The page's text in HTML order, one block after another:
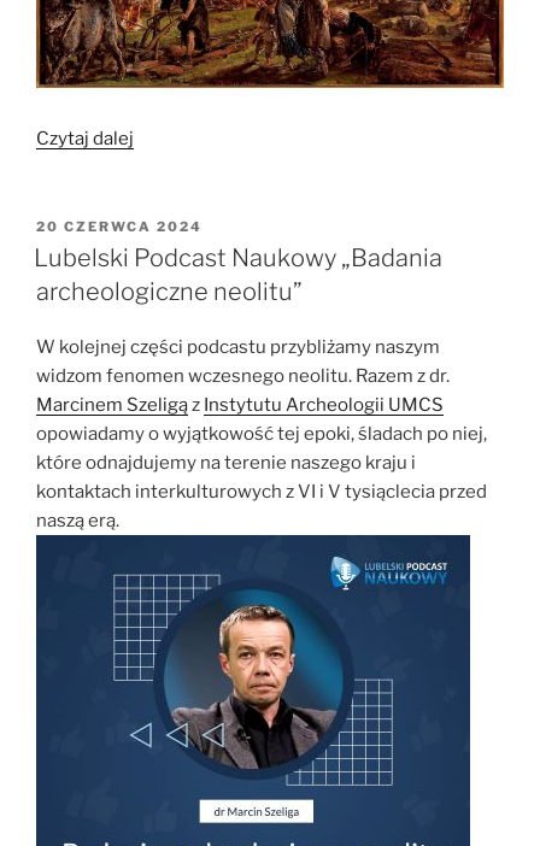
Czytaj dalej
wykład
profesora
Przemysław
Urbańczyk”
OPUBLIKOWANE
W
20 CZERWCA 2024
Lubelski Podcast Naukowy „Badania
archeologiczne neolitu”
W kolejnej części podcastu przybliżamy naszym
widzom fenomen wczesnego neolitu. Razem z dr.
Marcinem Szeligąz Instytutu Archeologii UMCS
opowiadamy o wyjątkowość tej epoki, śladach po niej,
które odnajdujemy na terenie naszego kraju i
kontaktach interkulturowych z VI i V tysiąclecia przed
naszą erą.